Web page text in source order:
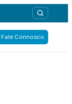
Fale Connosco